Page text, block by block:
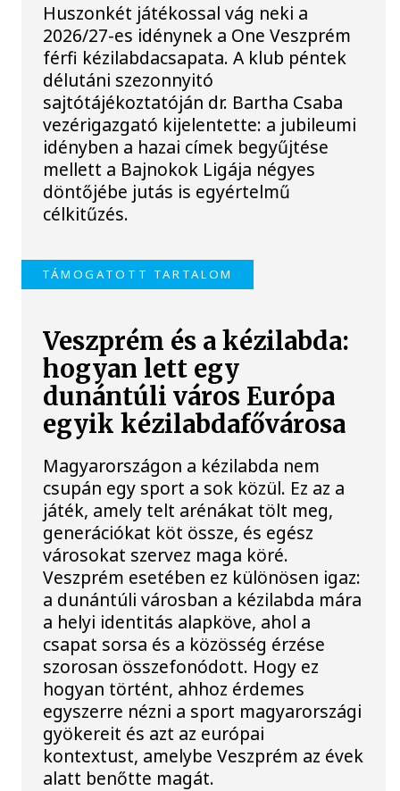
Huszonkét játékossal vág neki a
2026/27-es idénynek a One Veszprém
férfi kézilabdacsapata. A klub péntek
délutáni szezonnyitó
sajtótájékoztatóján dr. Bartha Csaba
vezérigazgató kijelentette: a jubileumi
idényben a hazai címek begyűjtése
mellett a Bajnokok Ligája négyes
döntőjébe jutás is egyértelmű
célkitűzés.
TÁMOGATOTT TARTALOM
Veszprém és a kézilabda:
hogyan lett egy
dunántúli város Európa
egyik kézilabdafővárosa
Magyarországon a kézilabda nem
csupán egy sport a sok közül. Ez az a
játék, amely telt arénákat tölt meg,
generációkat köt össze, és egész
városokat szervez maga köré.
Veszprém esetében ez különösen igaz:
a dunántúli városban a kézilabda mára
a helyi identitás alapköve, ahol a
csapat sorsa és a közösség érzése
szorosan összefonódott. Hogy ez
hogyan történt, ahhoz érdemes
egyszerre nézni a sport magyarországi
gyökereit és azt az európai
kontextust, amelybe Veszprém az évek
alatt benőtte magát.